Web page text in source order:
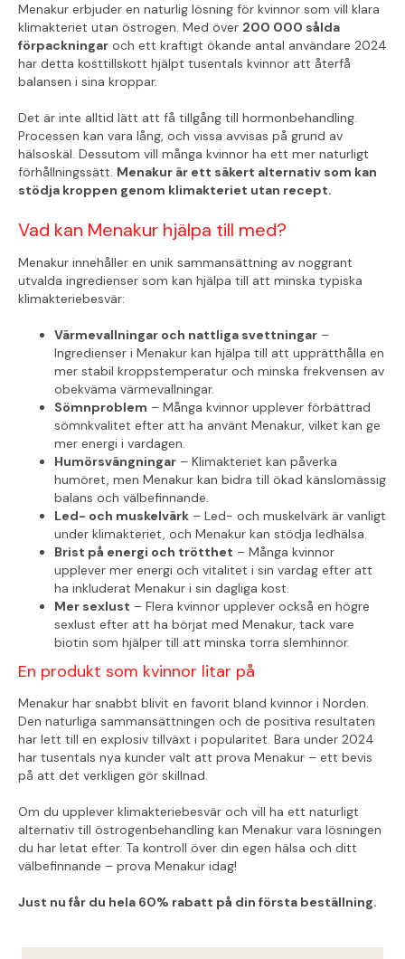
Menakur erbjuder en naturlig lösning för kvinnor som vill klara
klimakteriet utan östrogen. Med över 200 000 sålda
förpackningar och ett kraftigt ökande antal användare 2024
har detta kosttillskott hjälpt tusentals kvinnor att återfå
balansen i sina kroppar.
Det är inte alltid lätt att få tillgång till hormonbehandling.
Processen kan vara lång, och vissa avvisas på grund av
hälsoskäl. Dessutom vill många kvinnor ha ett mer naturligt
förhållningssätt. Menakur är ett säkert alternativ som kan
stödja kroppen genom klimakteriet utan recept.
Vad kan Menakur hjälpa till med?
Menakur innehåller en unik sammansättning av noggrant
utvalda ingredienser som kan hjälpa till att minska typiska
klimakteriebesvär:
Värmevallningar och nattliga svettningar –
Ingredienser i Menakur kan hjälpa till att upprätthålla en
mer stabil kroppstemperatur och minska frekvensen av
obekväma värmevallningar.
Sömnproblem – Många kvinnor upplever förbättrad
sömnkvalitet efter att ha använt Menakur, vilket kan ge
mer energi i vardagen.
Humörsvängningar – Klimakteriet kan påverka
humöret, men Menakur kan bidra till ökad känslomässig
balans och välbefinnande.
Led- och muskelvärk – Led- och muskelvärk är vanligt
under klimakteriet, och Menakur kan stödja ledhälsa.
Brist på energi och trötthet – Många kvinnor
upplever mer energi och vitalitet i sin vardag efter att
ha inkluderat Menakur i sin dagliga kost.
Mer sexlust – Flera kvinnor upplever också en högre
sexlust efter att ha börjat med Menakur, tack vare
biotin som hjälper till att minska torra slemhinnor.
En produkt som kvinnor litar på
Menakur har snabbt blivit en favorit bland kvinnor i Norden.
Den naturliga sammansättningen och de positiva resultaten
har lett till en explosiv tillväxt i popularitet. Bara under 2024
har tusentals nya kunder valt att prova Menakur – ett bevis
på att det verkligen gör skillnad.
Om du upplever klimakteriebesvär och vill ha ett naturligt
alternativ till östrogenbehandling kan Menakur vara lösningen
du har letat efter. Ta kontroll över din egen hälsa och ditt
välbefinnande – prova Menakur idag!
Just nu får du hela 60% rabatt på din första beställning.